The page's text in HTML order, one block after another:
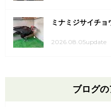
ミナミジサイチ
2026.08.05update
ブログ